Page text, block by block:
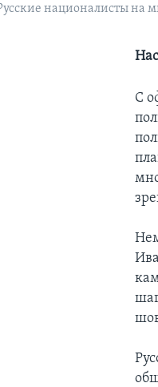
националисты на
С